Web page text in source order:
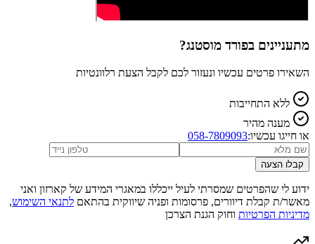
מתעניינים בפורד מוסטנג?
השאירו פרטים עכשיו ונעזור לכם לקבל הצעת רלוונטיות
ללא התחייבות
מענה מהיר
או חייגו עכשיו:058-7809093
קבלו הצעה
ידוע לי שהפרטים שמסרתי לעיל ייכללו במאגרי המידע של קארזון ואני
מאשר/ת קבלת דיוורים, פרסומות ופניה שיווקית בהתאם לתנאי השימוש,
מדיניות הפרטיות וחוק הגנת הצרכן